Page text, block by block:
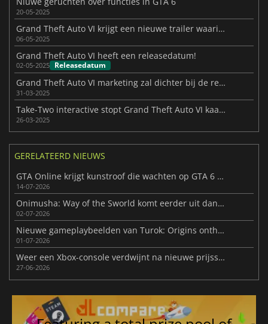
20-05-2025
Grand Theft Auto VI krijgt een nieuwe trailer waarin Jason centraal staat
06-05-2025
Grand Theft Auto VI heeft een releasedatum!
02-05-2025 Releasedatum
Grand Theft Auto VI marketing zal dichter bij de release opvoeren
31-03-2025
Take-Two interactive stopt Grand Theft Auto VI kaartmodificatie
26-03-2025
GERELATEERD NIEUWS
GTA Online krijgt kunstroof die wachten op GTA 6 verzacht
14-07-2026
Onimusha: Way of the Sworld komt eerder uit dan verwacht
02-07-2026
Nieuwe gameplaybeelden van Turok: Origins onthuld voor release
01-07-2026
Weer een Xbox-console verdwijnt na nieuwe prijsstijgingen
27-06-2026